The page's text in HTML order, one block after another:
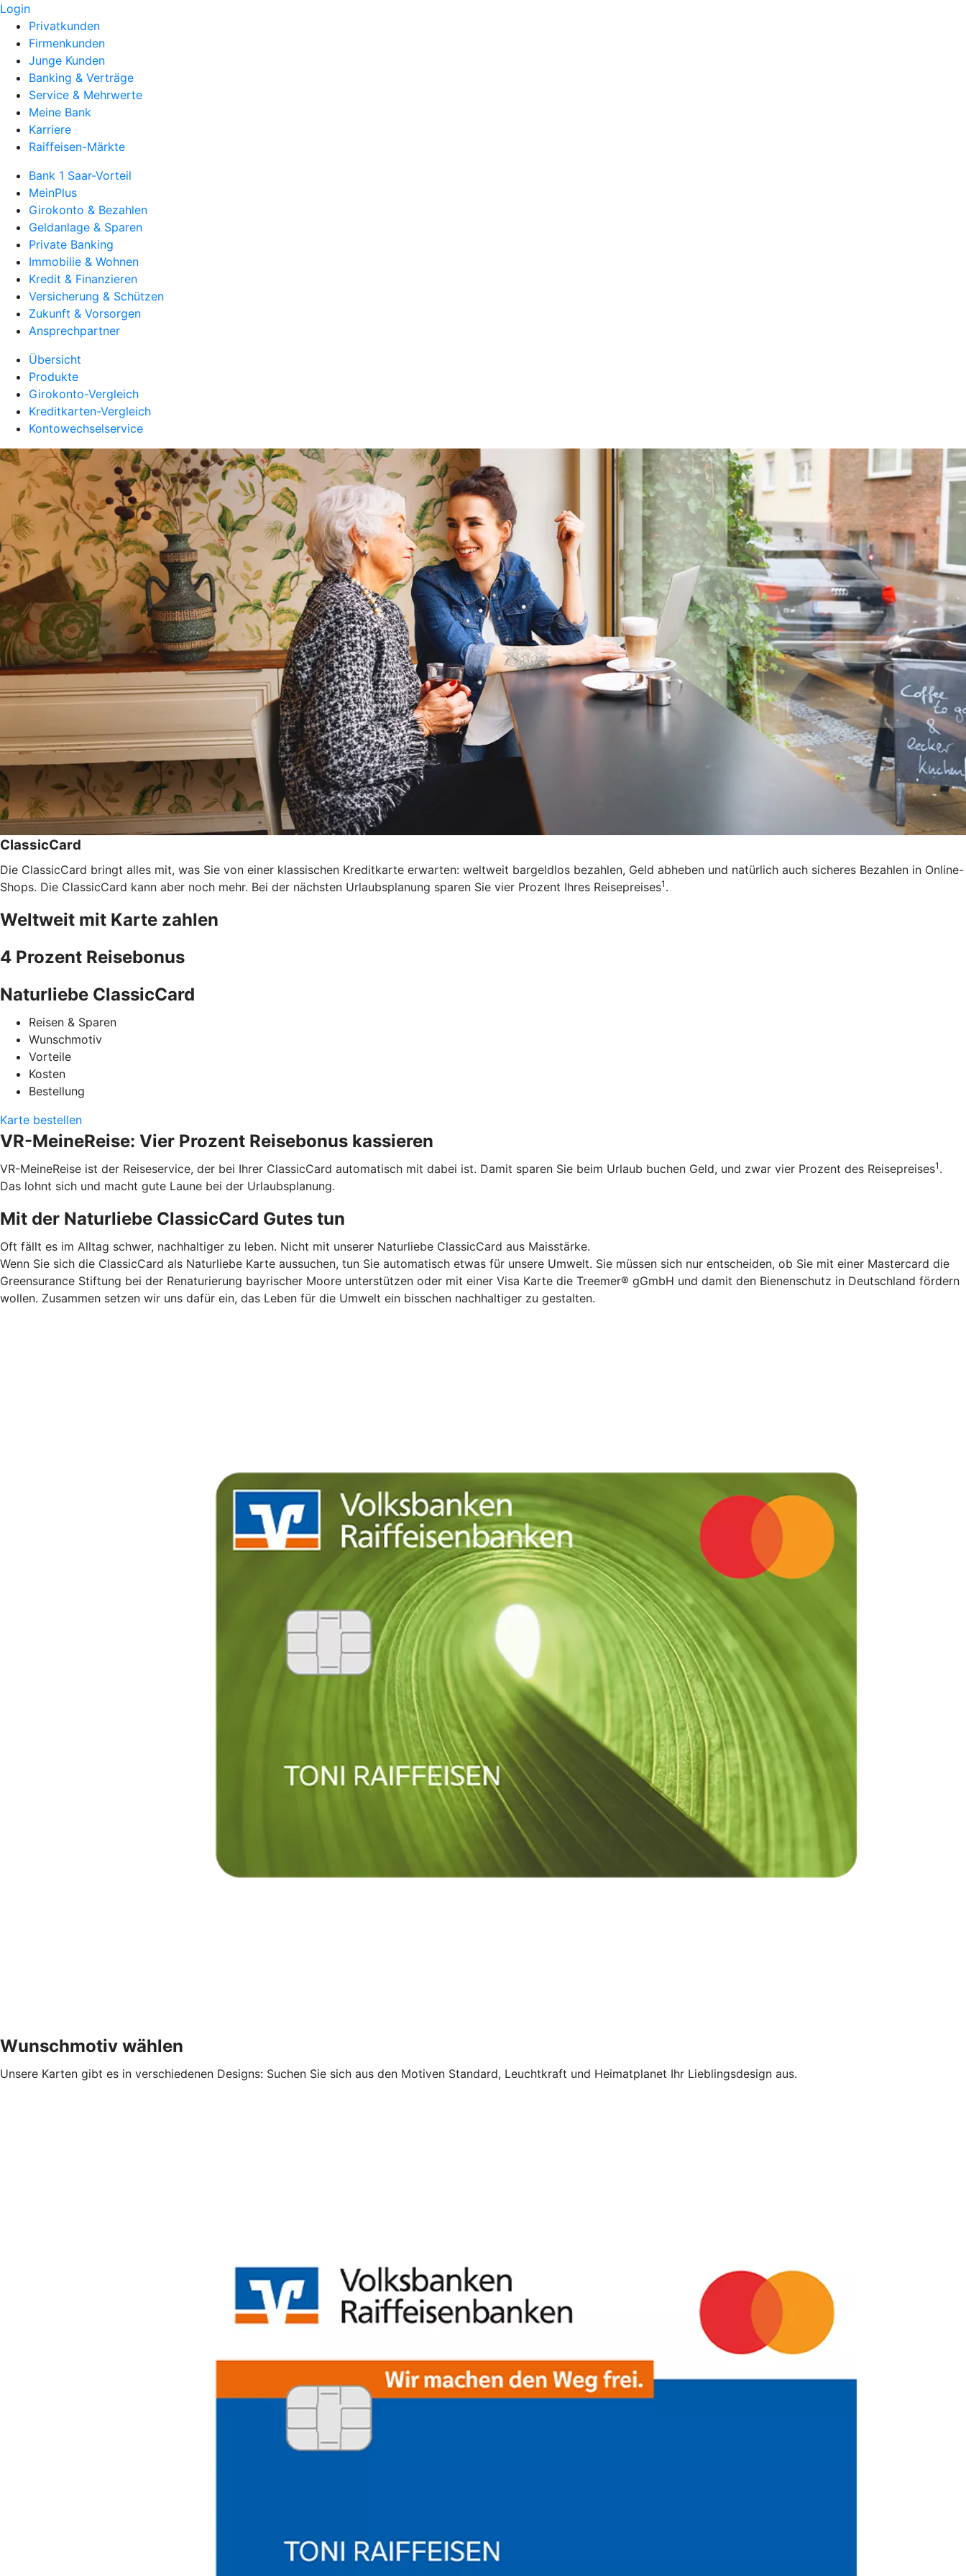
Login
Privatkunden
Firmenkunden
Junge Kunden
Banking & Verträge
Service & Mehrwerte
Meine Bank
Karriere
Raiffeisen-Märkte
Bank 1 Saar-Vorteil
MeinPlus
Girokonto & Bezahlen
Geldanlage & Sparen
Private Banking
Immobilie & Wohnen
Kredit & Finanzieren
Versicherung & Schützen
Zukunft & Vorsorgen
Ansprechpartner
Übersicht
Produkte
Girokonto-Vergleich
Kreditkarten-Vergleich
Kontowechselservice
ClassicCard
Die ClassicCard bringt alles mit, was Sie von einer klassischen Kreditkarte erwarten: weltweit bargeldlos bezahlen, Geld abheben und natürlich auch sicheres Bezahlen in Online-
Shops. Die ClassicCard kann aber noch mehr. Bei der nächsten Urlaubsplanung sparen Sie vier Prozent Ihres Reisepreises1 .
Weltweit mit Karte zahlen
4 Prozent Reisebonus
Naturliebe ClassicCard
Reisen & Sparen
Wunschmotiv
Vorteile
Kosten
Bestellung
Karte bestellen
VR-MeineReise: Vier Prozent Reisebonus kassieren
VR-MeineReise ist der Reiseservice, der bei Ihrer ClassicCard automatisch mit dabei ist. Damit sparen Sie beim Urlaub buchen Geld, und zwar vier Prozent des Reisepreises1 .
Das lohnt sich und macht gute Laune bei der Urlaubsplanung.
Mit der Naturliebe ClassicCard Gutes tun
Oft fällt es im Alltag schwer, nachhaltiger zu leben. Nicht mit unserer Naturliebe ClassicCard aus Maisstärke.
Wenn Sie sich die ClassicCard als Naturliebe Karte aussuchen, tun Sie automatisch etwas für unsere Umwelt. Sie müssen sich nur entscheiden, ob Sie mit einer Mastercard die
Greensurance Stiftung bei der Renaturierung bayrischer Moore unterstützen oder mit einer Visa Karte die Treemer® gGmbH und damit den Bienenschutz in Deutschland fördern
wollen. Zusammen setzen wir uns dafür ein, das Leben für die Umwelt ein bisschen nachhaltiger zu gestalten.
Wunschmotiv wählen
Unsere Karten gibt es in verschiedenen Designs: Suchen Sie sich aus den Motiven Standard, Leuchtkraft und Heimatplanet Ihr Lieblingsdesign aus.